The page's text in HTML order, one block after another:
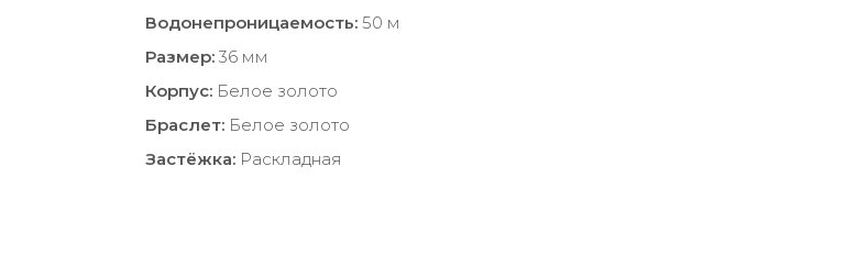
Водонепроницаемость: 50 м
Размер: 36 мм
Корпус: Белое золото
Браслет: Белое золото
Застёжка: Раскладная